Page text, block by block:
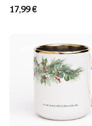
17,99 €